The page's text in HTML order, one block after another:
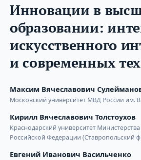
Инновации в
образовании:
искусственного
и современных
Максим Вячеславович
Московский университет МВД России им.
Кирилл Вячеславович Толстоухов
Краснодарский университет
Российской Федерации (Ставропольский
Евгений Иванович Васильченко